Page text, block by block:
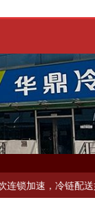
冷链配送如何破解